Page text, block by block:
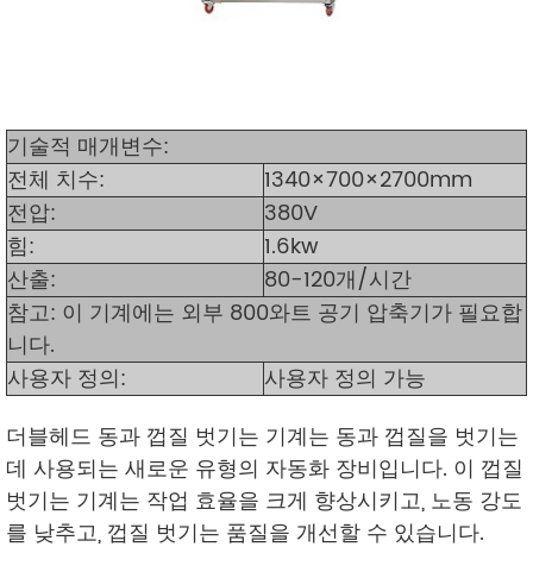
기술적 매개변수:
전체 치수:
1340×700×2700mm
전압:
380V
힘:
1.6kw
산출:
80-120개/시간
참고: 이 기계에는 외부 800와트 공기 압축기가 필요합
니다.
사용자 정의:
사용자 정의 가능
더블헤드 동과 껍질 벗기는 기계는 동과 껍질을 벗기는
데 사용되는 새로운 유형의 자동화 장비입니다. 이 껍질
벗기는 기계는 작업 효율을 크게 향상시키고, 노동 강도
를 낮추고, 껍질 벗기는 품질을 개선할 수 있습니다.